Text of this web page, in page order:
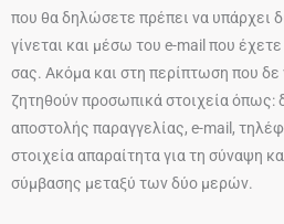
που θα δηλώσετε πρέπει να υπάρχει
γίνεται και μέσω του e-mail που
σας. Ακόμα και στη περίπτωση που δε
ζητηθούν προσωπικά στοιχεία όπως:
αποστολής παραγγελίας, e-mail,
στοιχεία απαραίτητα για τη σύναψη
σύμβασης μεταξύ των δύο μερών.